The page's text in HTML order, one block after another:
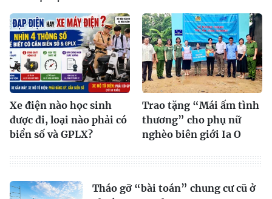
Xe điện nào học sinh
được đi, loại nào phải có
biển số và GPLX?
Trao tặng “Mái ấm tình
thương” cho phụ nữ
nghèo biên giới Ia O
Tháo gỡ “bài toán” chung cư cũ ở